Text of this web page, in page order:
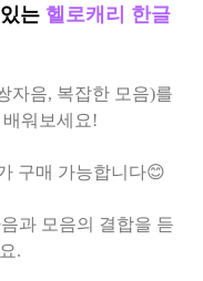
는 헬로캐리 한글
자음, 복잡한 모음)를
워보세요!
구매 가능합니다😊
과 모음의 결합을 듣
.